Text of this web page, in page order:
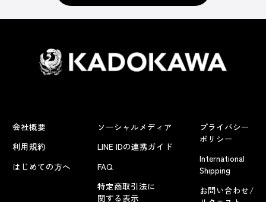
会社概要
利用規約
はじめての方へ
ソーシャルメディア
LINE IDの連携ガイド
FAQ
特定商取引法に
関する表示
プライバシー
ポリシー
International
Shipping
お問い合わせ/